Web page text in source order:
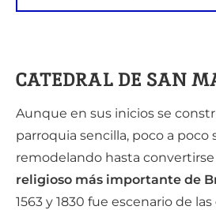
CATEDRAL DE SAN
Aunque en sus inicios se
parroquia sencilla, poco a poco
remodelando hasta convertirse
religioso más importante de
1563 y 1830 fue escenario de las